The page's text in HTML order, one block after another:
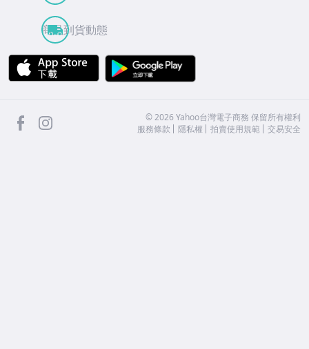
商品到貨動態
APP Store
facebook ©2026 Yahoo台灣電子商務 保留所有權利
服務條款
隱私權 拍賣使用規範 交易安全